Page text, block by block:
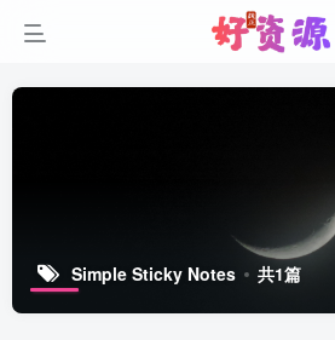
Simple Sticky Notes 共1篇